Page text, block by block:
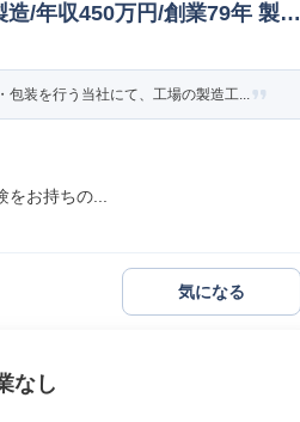
造/年収450万円/創業79年 製造
包装を行う当社にて、工場の製造工...
お持ちの...
気になる
なし